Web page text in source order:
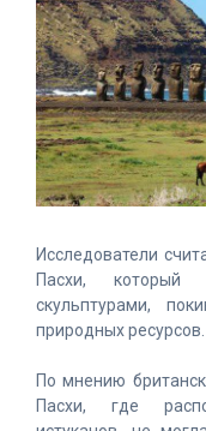
Исследователи
Пасхи, который
скульптурами,
природных ресурсов.
По мнению
Пасхи, где